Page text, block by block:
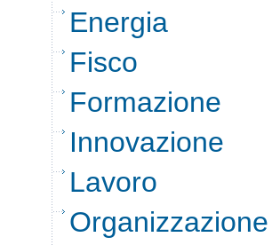
Energia
Fisco
Formazione
Innovazione
Lavoro
Organizzazione